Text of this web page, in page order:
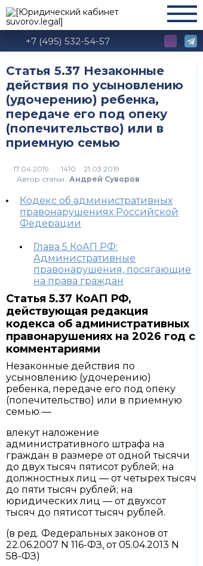
+7 (495) 532-54-57
Статья 5.37 Незаконные
действия по усыновлению
(удочерению) ребенка,
передаче его под опеку
(попечительство) или в
приемную семью
1410
Автор статьи: Андрей Суворов
Кодекс об административных
правонарушениях Российской
Федерации
Глава 5 КоАП РФ:
Административные
правонарушения, посягающие
на права граждан
Статья 5.37 КоАП РФ,
действующая редакция
кодекса об административных
правонарушениях на 2026 год с
комментариями
Незаконные действия по
усыновлению (удочерению)
ребенка, передаче его под опеку
(попечительство) или в приемную
семью —
влекут наложение
административного штрафа на
граждан в размере от одной тысячи
до двух тысяч пятисот рублей; на
должностных лиц — от четырех тысяч
до пяти тысяч рублей; на
юридических лиц — от двухсот
тысяч до пятисот тысяч рублей.
(в ред. Федеральных законов от
22.06.2007 N 116-ФЗ, от 05.04.2013 N
58-ФЗ)